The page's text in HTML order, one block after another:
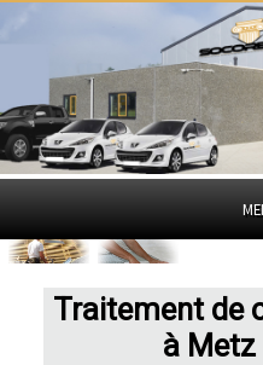
Traitement de
à